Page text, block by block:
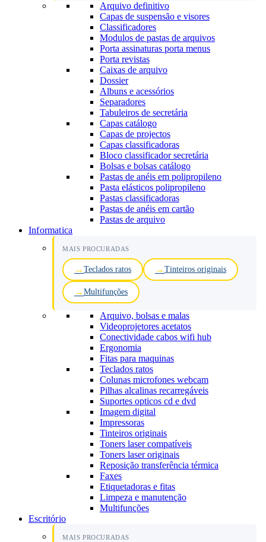
Arquivo definitivo
Capas de suspensão e visores
Classificadores
Modulos de pastas de arquivos
Porta assinaturas porta menus
Porta revistas
Caixas de arquivo
Dossier
Albuns e acessórios
Separadores
Tabuleiros de secretária
Capas catálogo
Capas de projectos
Capas classificadoras
Bloco classificador secretária
Bolsas e bolsas catálogo
Pastas de anéis em polipropileno
Pasta elásticos polipropileno
Pastas classificadoras
Pastas de anéis em cartão
Pastas de arquivo
Informatica
MAIS PROCURADAS
Teclados ratos Tinteiros originais
Multifunções
Arquivo, bolsas e malas
Videoprojetores acetatos
Conectividade cabos wifi hub
Ergonomia
Fitas para maquinas
Teclados ratos
Colunas microfones webcam
Pilhas alcalinas recarregáveis
Suportes opticos cd e dvd
Imagem digital
Impressoras
Tinteiros originais
Toners laser compatíveis
Toners laser originais
Reposição transferência térmica
Faxes
Etiquetadoras e fitas
Limpeza e manutenção
Multifunções
Escritório
MAIS PROCURADAS